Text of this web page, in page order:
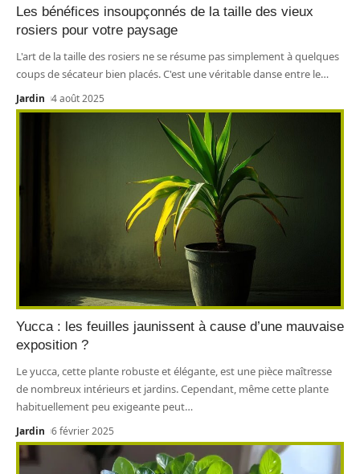
Les bénéfices insoupçonnés de la taille des vieux
rosiers pour votre paysage
L'art de la taille des rosiers ne se résume pas simplement à quelques
coups de sécateur bien placés. C'est une véritable danse entre le…
Jardin 4 août 2025
Yucca : les feuilles jaunissent à cause d’une mauvaise
exposition ?
Le yucca, cette plante robuste et élégante, est une pièce maîtresse
de nombreux intérieurs et jardins. Cependant, même cette plante
habituellement peu exigeante peut…
Jardin 6 février 2025